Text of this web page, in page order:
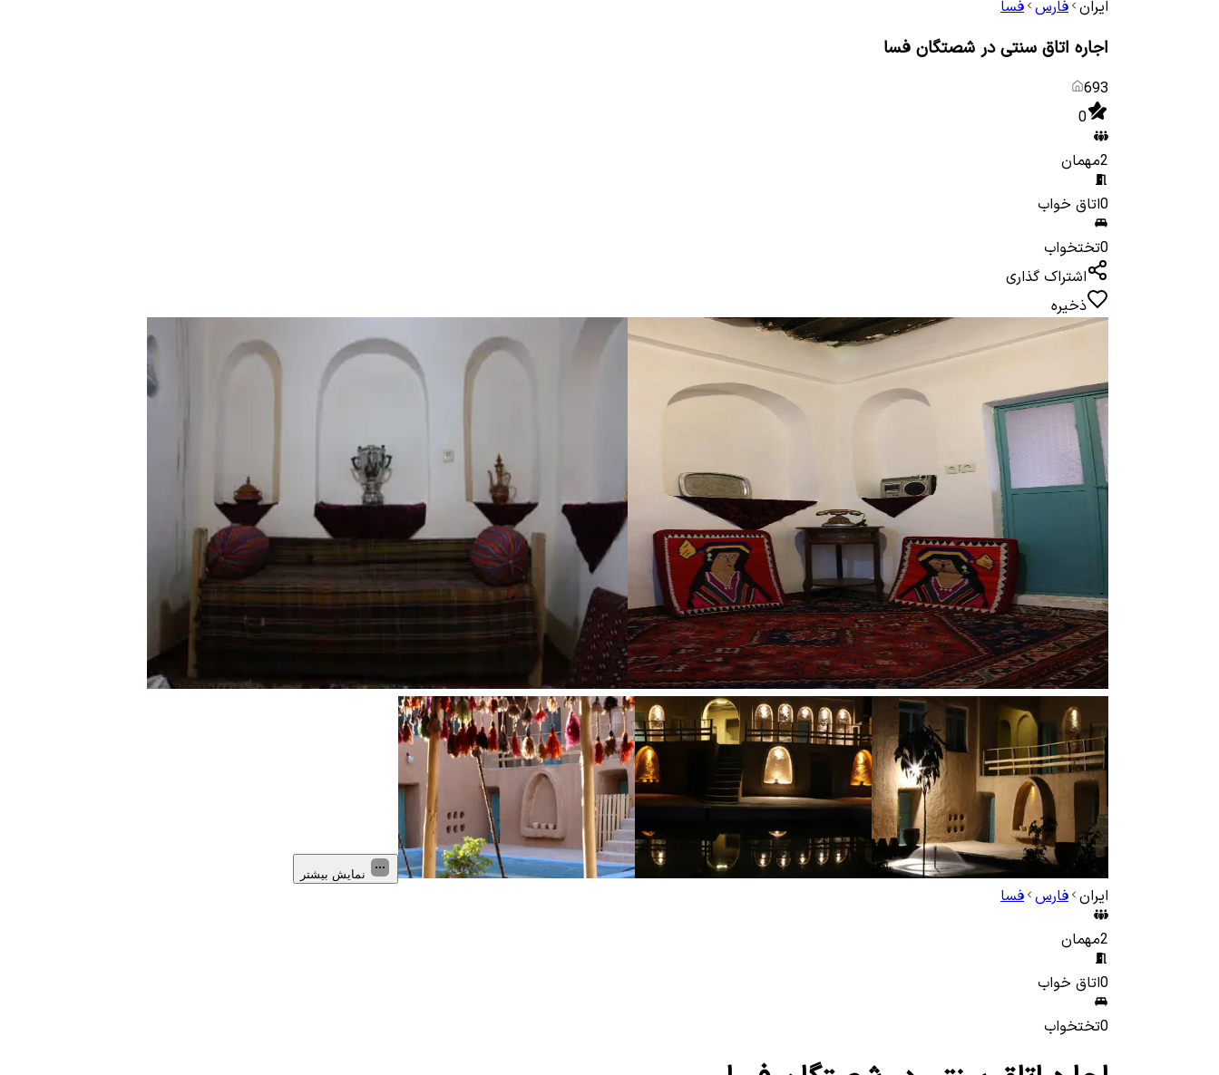
ایران فارس فسا
اجاره اتاق سنتی در شصتگان فسا
693
0
2مهمان
0اتاق خواب
0تختخواب
اشتراک گذاری
ذخیره
نمایش بیشتر
ایران فارس فسا
2مهمان
0اتاق خواب
0تختخواب